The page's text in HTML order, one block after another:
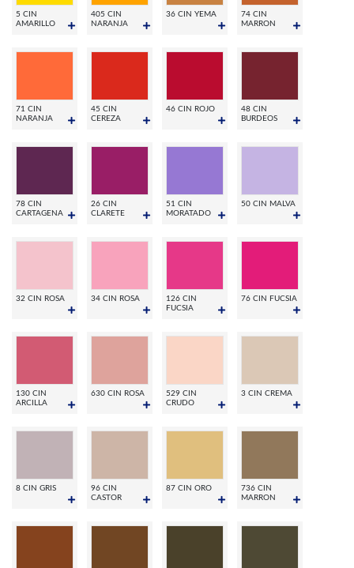
5 CIN
AMARILLO
405 CIN
NARANJA
36 CIN YEMA
74 CIN
MARRON
71 CIN
NARANJA
45 CIN
CEREZA
46 CIN ROJO
48 CIN
BURDEOS
78 CIN
CARTAGENA
26 CIN
CLARETE
51 CIN
MORATADO
50 CIN MALVA
32 CIN ROSA 34 CIN ROSA
126 CIN
FUCSIA
76 CIN FUCSIA
130 CIN
ARCILLA
630 CIN ROSA
529 CIN
CRUDO
3 CIN CREMA
8 CIN GRIS
96 CIN
CASTOR
87 CIN ORO
736 CIN
MARRON